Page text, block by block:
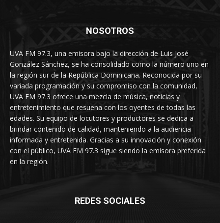
NOSOTROS
UVA FM 97.3, una emisora bajo la dirección de Luis José
González Sánchez, se ha consolidado como la número uno en
la región sur de la República Dominicana. Reconocida por su
variada programación y su compromiso con la comunidad,
UVA FM 97.3 ofrece una mezcla de música, noticias y
entretenimiento que resuena con los oyentes de todas las
edades. Su equipo de locutores y productores se dedica a
brindar contenido de calidad, manteniendo a la audiencia
informada y entretenida. Gracias a su innovación y conexión
con el público, UVA FM 97.3 sigue siendo la emisora preferida
en la región.
REDES SOCIALES